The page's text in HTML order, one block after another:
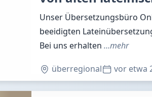
Unser Übersetzungsbüro
beeidigten
Bei uns erhalten …mehr
überregional vor etwa